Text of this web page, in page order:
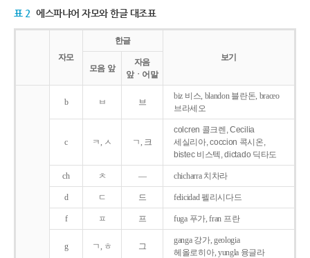
표 2 에스파냐어 자모와 한글 대조표
자모
한글
보기
모음 앞
자음
앞ㆍ어말
b ㅂ 브
biz 비스, blandon 블란돈, braceo
브라세오
c ㅋ, ㅅ ㄱ, 크
colcren 콜크렌, Cecilia
세실리아, coccion 콕시온,
bistec 비스텍, dictado 딕타도
ch ㅊ ― chicharra 치차라
d ㄷ 드 felicidad 펠리시다드
f ㅍ 프 fuga 푸가, fran 프란
g ㄱ, ㅎ 그
ganga 강가, geologia
헤올로히아, yungla 융글라